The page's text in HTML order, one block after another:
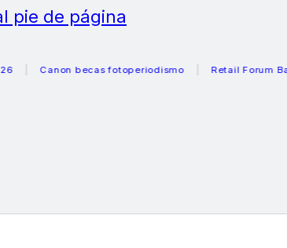
pie de página
Canon becas fotoperiodismo Retail Forum